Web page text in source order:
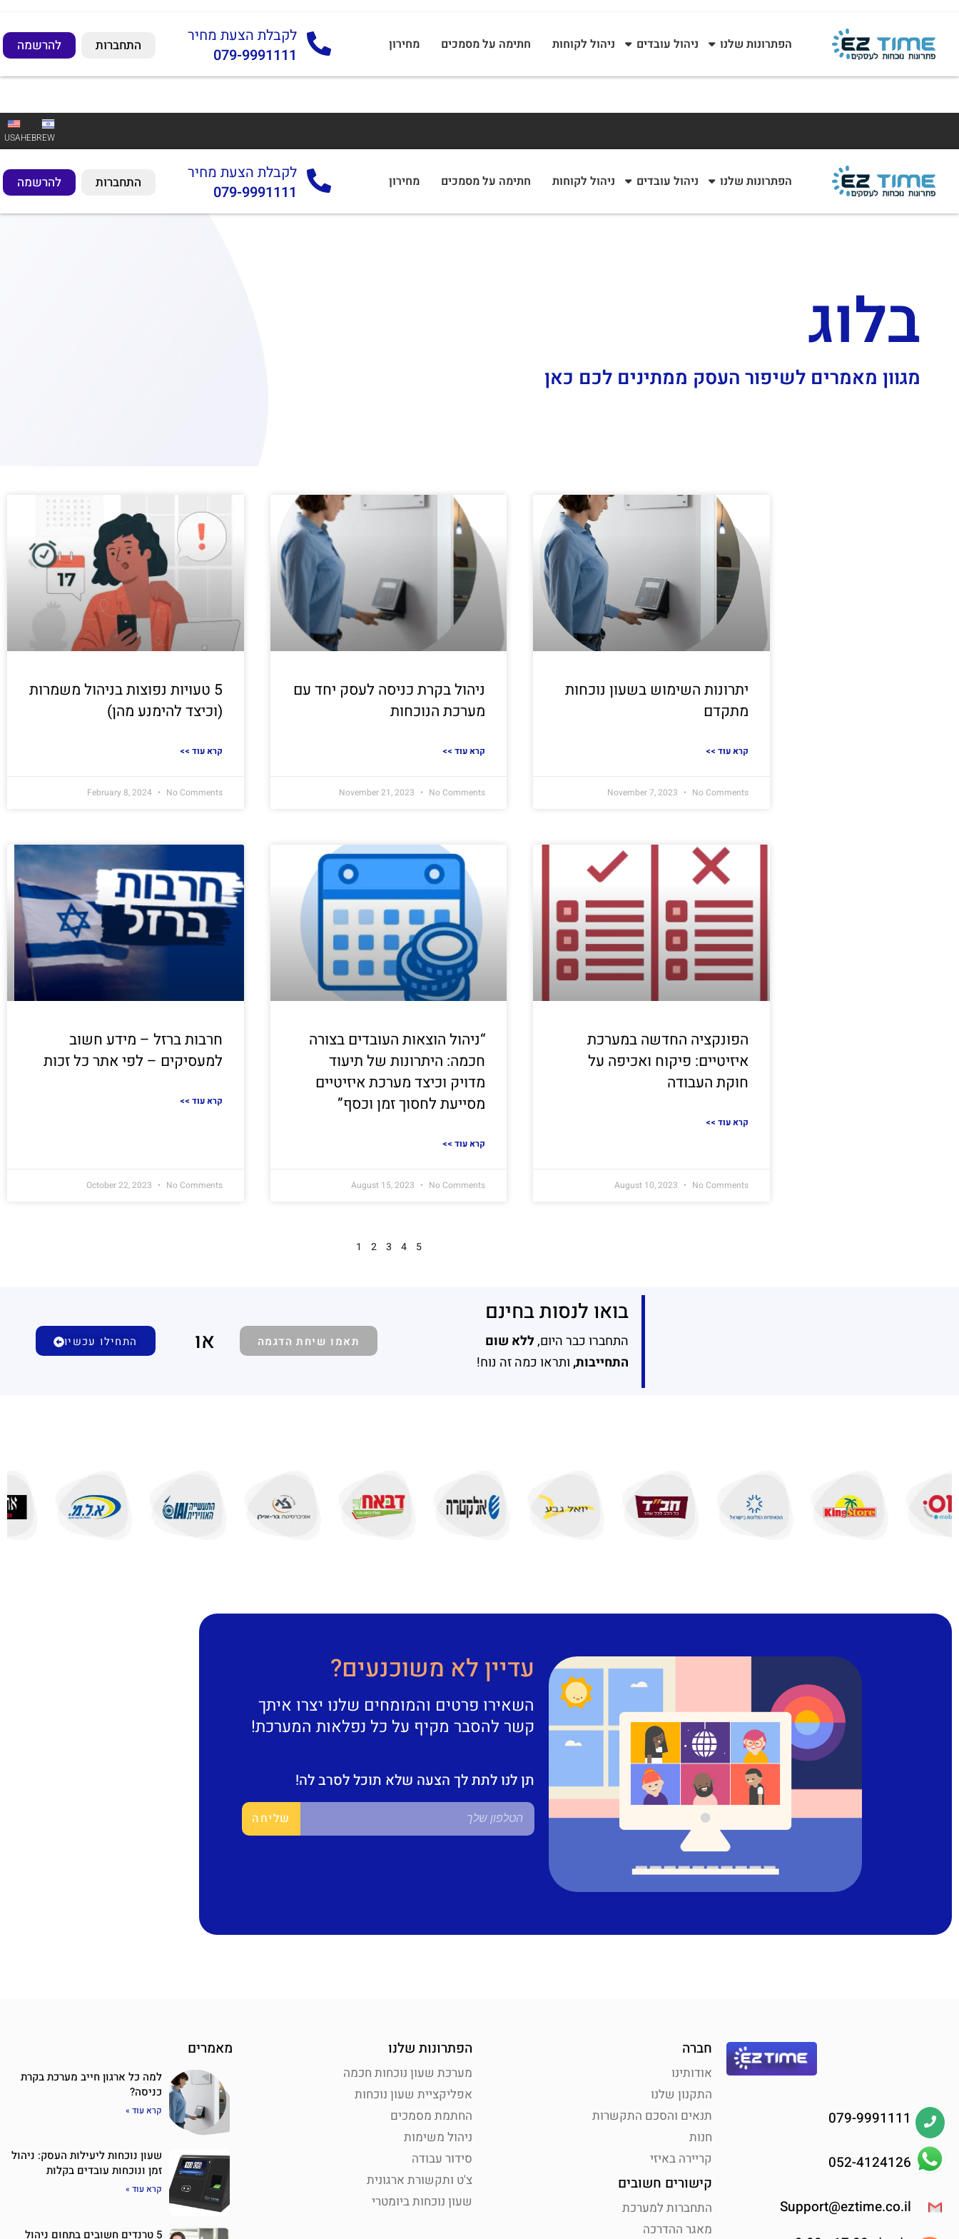
להרשמה התחברות
לקבלת הצעת מחיר
079-9991111
מחירון חתימה על מסמכים ניהול לקוחות ניהול עובדים הפתרונות שלנו
USAHEBREW
להרשמה התחברות
לקבלת הצעת מחיר
079-9991111
מחירון חתימה על מסמכים ניהול לקוחות ניהול עובדים הפתרונות שלנו
בלוג
מגוון מאמרים לשיפור העסק ממתינים לכם כאן
5 טעויות נפוצות בניהול משמרות
(וכיצד להימנע מהן)
<< קרא עוד
February 8, 2024 No Comments
ניהול בקרת כניסה לעסק יחד עם
מערכת הנוכחות
<< קרא עוד
November 21, 2023 No Comments
יתרונות השימוש בשעון נוכחות
מתקדם
<< קרא עוד
November 7, 2023 No Comments
חרבות ברזל – מידע חשוב
למעסיקים – לפי אתר כל זכות
<< קרא עוד
October 22, 2023 No Comments
“ניהול הוצאות העובדים בצורה
חכמה: היתרונות של תיעוד
מדויק וכיצד מערכת איזיטיים
מסייעת לחסוך זמן וכסף”
<< קרא עוד
August 15, 2023 No Comments
הפונקציה החדשה במערכת
איזיטיים: פיקוח ואכיפה על
חוקת העבודה
<< קרא עוד
August 10, 2023 No Comments
1 2 3 4 5
התחילו עכשיו או תאמו שיחת הדגמה
בואו לנסות בחינם
התחברו כבר היום,ללא שום
התחייבות,ותראו כמה זה נוח!
עדיין לא משוכנעים?
השאירו פרטים והמומחים שלנו יצרו איתך
קשר להסבר מקיף על כל נפלאות המערכת!
תן לנו לתת לך הצעה שלא תוכל לסרב לה!
שליחה
079-9991111
052-4124126
Support@eztime.co.il
חברה
אודותינו
התקנון שלנו
תנאים והסכם התקשרות
חנות
קריירה באיזי
קישורים חשובים
התחברות למערכת
מאגר ההדרכה
הפתרונות שלנו
מערכת שעון נוכחות חכמה
אפליקציית שעון נוכחות
החתמת מסמכים
ניהול משימות
סידור עבודה
צ'ט ותקשורת ארגונית
שעון נוכחות ביומטרי
מאמרים
למה כל ארגון חייב מערכת בקרת
כניסה?
קרא עוד »
שעון נוכחות ליעילות העסק: ניהול
זמן ונוכחות עובדים בקלות
קרא עוד »
5 טרנדים חשובים בתחום ניהול